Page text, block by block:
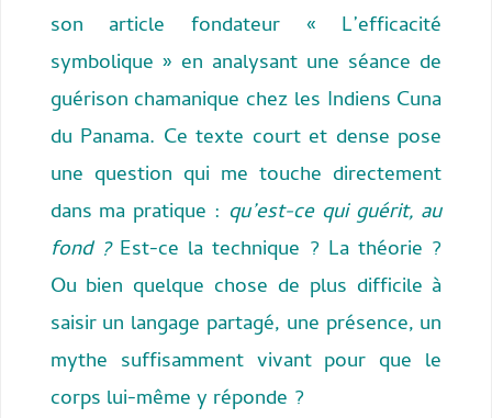
son article fondateur « L’efficacité
symbolique » en analysant une séance de
guérison chamanique chez les Indiens Cuna
du Panama. Ce texte court et dense pose
une question qui me touche directement
dans ma pratique : qu’est-ce qui guérit, au
fond ?Est-ce la technique ? La théorie ?
Ou bien quelque chose de plus difficile à
saisir un langage partagé, une présence, un
mythe suffisamment vivant pour que le
corps lui-même y réponde ?